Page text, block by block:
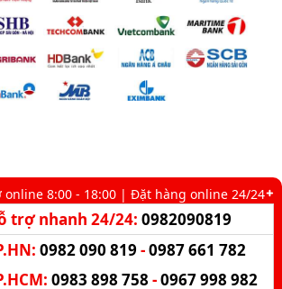
TẠI TP. HCM
Phường Tân Sơn Nhì, TP. HCM
758 -0982 090 819
online 8:00 - 18:00 | Đặt hàng online 24/24
trợ nhanh 24/24:0982090819
0982 090 819 -0987 661 782
0983 898 758 -0967 998 982